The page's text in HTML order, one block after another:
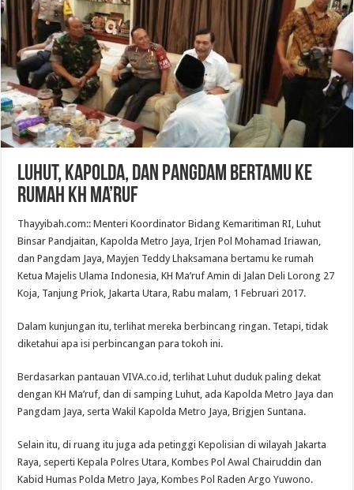
Luhut, Kapolda, dan Pangdam Bertamu ke
Rumah KH Ma’ruf
Thayyibah.com:: Menteri Koordinator Bidang Kemaritiman RI, Luhut
Binsar Pandjaitan, Kapolda Metro Jaya, Irjen Pol Mohamad Iriawan,
dan Pangdam Jaya, Mayjen Teddy Lhaksamana bertamu ke rumah
Ketua Majelis Ulama Indonesia, KH Ma’ruf Amin di Jalan Deli Lorong 27
Koja, Tanjung Priok, Jakarta Utara, Rabu malam, 1 Februari 2017.
Dalam kunjungan itu, terlihat mereka berbincang ringan. Tetapi, tidak
diketahui apa isi perbincangan para tokoh ini.
Berdasarkan pantauan VIVA.co.id, terlihat Luhut duduk paling dekat
dengan KH Ma’ruf, dan di samping Luhut, ada Kapolda Metro Jaya dan
Pangdam Jaya, serta Wakil Kapolda Metro Jaya, Brigjen Suntana.
Selain itu, di ruang itu juga ada petinggi Kepolisian di wilayah Jakarta
Raya, seperti Kepala Polres Utara, Kombes Pol Awal Chairuddin dan
Kabid Humas Polda Metro Jaya, Kombes Pol Raden Argo Yuwono.